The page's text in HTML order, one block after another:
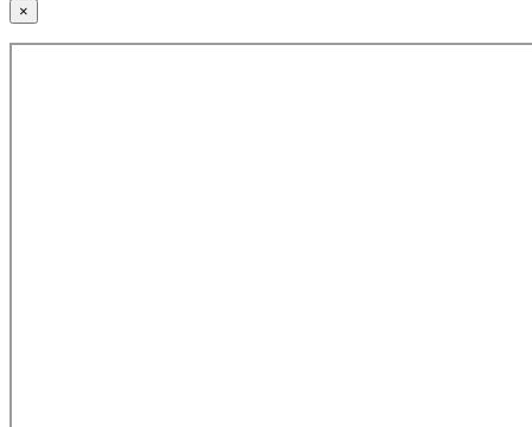
×